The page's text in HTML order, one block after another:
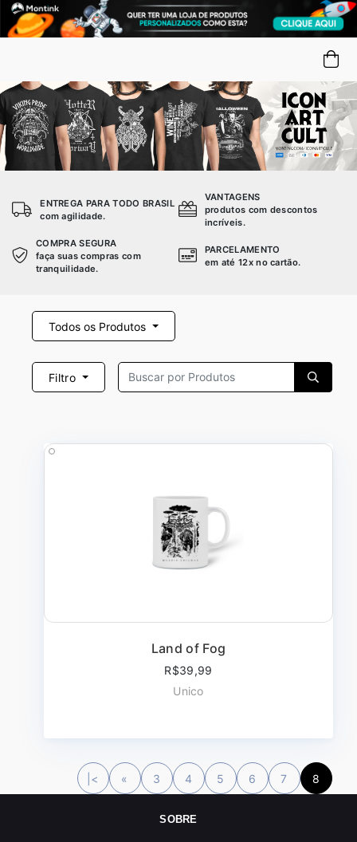
ENTREGA PARA TODO BRASIL
com agilidade.
VANTAGENS
produtos com descontos
incríveis.
COMPRA SEGURA
faça suas compras com
tranquilidade.
PARCELAMENTO
em até 12x no cartão.
Todos os Produtos
Filtro
Land of Fog
R$39,99
Unico
|< « 3 4 5 6 7 8
SOBRE